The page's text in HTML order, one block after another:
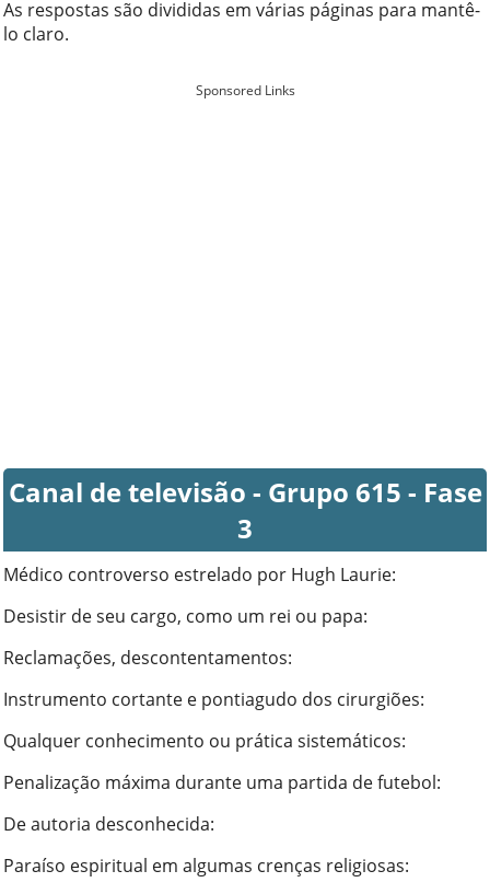
As respostas são divididas em várias páginas para mantê-
lo claro.
Sponsored Links
Canal de televisão - Grupo 615 - Fase
3
Médico controverso estrelado por Hugh Laurie:
Desistir de seu cargo, como um rei ou papa:
Reclamações, descontentamentos:
Instrumento cortante e pontiagudo dos cirurgiões:
Qualquer conhecimento ou prática sistemáticos:
Penalização máxima durante uma partida de futebol:
De autoria desconhecida:
Paraíso espiritual em algumas crenças religiosas: